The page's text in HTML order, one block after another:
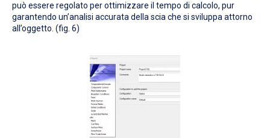
può essere regolato per ottimizzare il tempo di calcolo, pur
garantendo un’analisi accurata della scia che si sviluppa attorno
all’oggetto. (fig. 6)